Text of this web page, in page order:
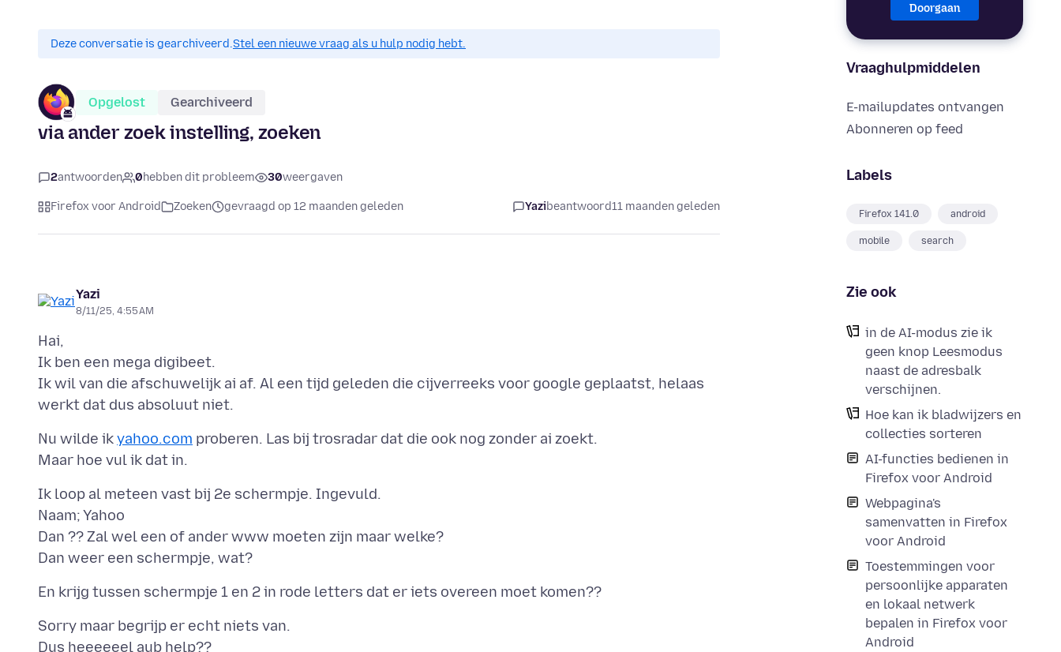
Doorgaan
Vraaghulpmiddelen
E-mailupdates ontvangen
Abonneren op feed
Labels
Firefox 141.0 android
mobile search
Zie ook
in de AI-modus zie ik
geen knop Leesmodus
naast de adresbalk
verschijnen.
Hoe kan ik bladwijzers en
collecties sorteren
AI-functies bedienen in
Firefox voor Android
Webpagina's
samenvatten in Firefox
voor Android
Toestemmingen voor
persoonlijke apparaten
en lokaal netwerk
bepalen in Firefox voor
Android
Deze conversatie is gearchiveerd.Stel een nieuwe vraag als u hulp nodig hebt.
Opgelost Gearchiveerd
via ander zoek instelling, zoeken
2antwoorden 0hebben dit probleem 30weergaven
Firefox voor Android Zoeken gevraagd op 12 maanden geleden Yazibeantwoord11 maanden geleden
Yazi
8/11/25, 4:55 AM
Hai,
Ik ben een mega digibeet.
Ik wil van die afschuwelijk ai af. Al een tijd geleden die cijverreeks voor google geplaatst, helaas
Nu wilde ikyahoo.com proberen. Las bij trosradar dat die ook nog zonder ai zoekt.
Ik loop al meteen vast bij 2e schermpje. Ingevuld.
Naam; Yahoo
Dan ?? Zal wel een of ander www moeten zijn maar welke?
Sorry maar begrijp er echt niets van.
Dus heeeeeel aub help??